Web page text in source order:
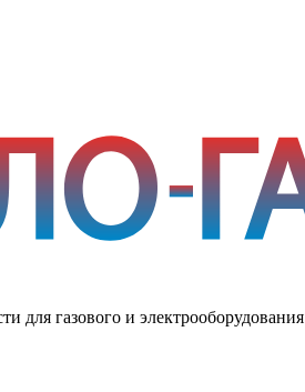
для газового и электрооборудования